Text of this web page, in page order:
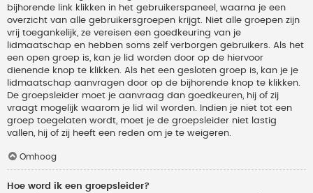
bijhorende link klikken in het gebruikerspaneel, waarna je een
overzicht van alle gebruikersgroepen krijgt. Niet alle groepen zijn
vrij toegankelijk, ze vereisen een goedkeuring van je
lidmaatschap en hebben soms zelf verborgen gebruikers. Als het
een open groep is, kan je lid worden door op de hiervoor
dienende knop te klikken. Als het een gesloten groep is, kan je je
lidmaatschap aanvragen door op de bijhorende knop te klikken.
De groepsleider moet je aanvraag dan goedkeuren, hij of zij
vraagt mogelijk waarom je lid wil worden. Indien je niet tot een
groep toegelaten wordt, moet je de groepsleider niet lastig
vallen, hij of zij heeft een reden om je te weigeren.
Omhoog
Hoe word ik een groepsleider?